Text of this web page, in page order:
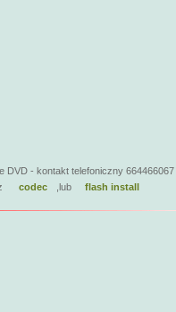
DVD - kontakt telefoniczny 664466067
codec ,lub flash install